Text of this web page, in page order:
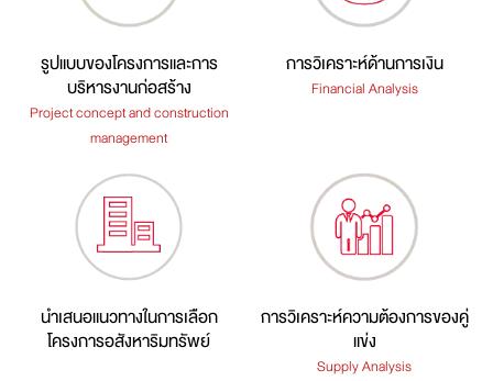
รูปแบบของโครงการและการ
บริหารงานก่อสร้าง
Project concept and construction
management
การวิเคราะห์ด้านการเงิน
Financial Analysis
นำเสนอแนวทางในการเลือก
โครงการอสังหาริมทรัพย์
การวิเคราะห์ความต้องการของคู่
แข่ง
Supply Analysis